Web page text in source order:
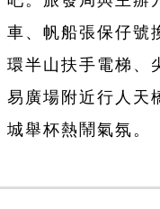
車、帆船張保仔號
環半山扶手電梯、
易廣場附近行人天
城舉杯熱鬧氣氛。